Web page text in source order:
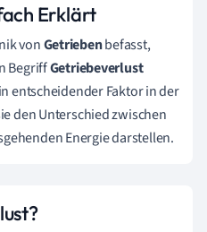
Erklärt
vonGetriebenbefasst,
BegriffGetriebeverlust
entscheidender Faktor in der
den Unterschied zwischen
Energie darstellen.